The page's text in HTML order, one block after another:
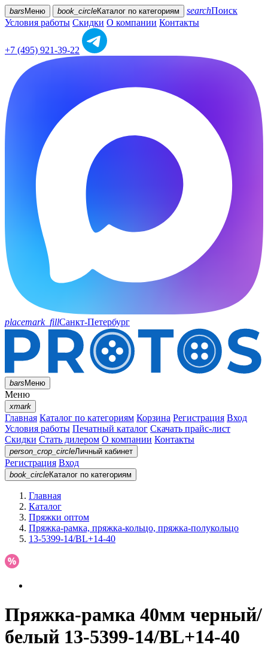
bars Меню book_circleКаталог по категориям searchПоиск
Условия работы Скидки О компании Контакты
+7 (495) 921-39-22
placemark_fillСанкт-Петербург
barsМеню
Меню
xmark
Главная Каталог по категориям Корзина Регистрация Вход
Условия работы Печатный каталог Скачать прайс-лист
Скидки Стать дилером О компании Контакты
person_crop_circleЛичный кабинет
Регистрация Вход
book_circleКаталог по категориям
Главная
Каталог
Пряжки оптом
Пряжка-рамка, пряжка-кольцо, пряжка-полукольцо
13-5399-14/BL+14-40
Пряжка-рамка 40мм черный/
белый 13-5399-14/BL+14-40